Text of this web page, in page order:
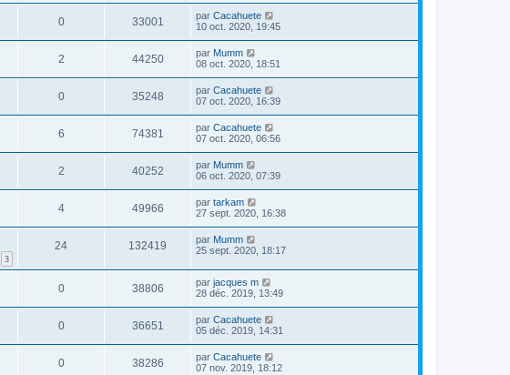
0 33001 par Cacahuete
10 oct. 2020, 19:45
2 44250 par Mumm
08 oct. 2020, 18:51
0 35248 par Cacahuete
07 oct. 2020, 16:39
6 74381 par Cacahuete
07 oct. 2020, 06:56
2 40252 par Mumm
06 oct. 2020, 07:39
4 49966 par tarkam
27 sept. 2020, 16:38
3
24 132419 par Mumm
25 sept. 2020, 18:17
0 38806 par jacques m
28 déc. 2019, 13:49
0 36651 par Cacahuete
05 déc. 2019, 14:31
0 38286 par Cacahuete
07 nov. 2019, 18:12